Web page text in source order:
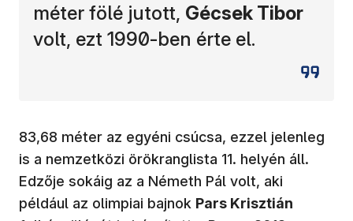
méter fölé jutott, Gécsek Tibor
volt, ezt 1990-ben érte el.
83,68 méter az egyéni csúcsa, ezzel jelenleg
is a nemzetközi örökranglista 11. helyén áll.
Edzője sokáig az a Németh Pál volt, aki
például az olimpiai bajnok Pars Krisztián